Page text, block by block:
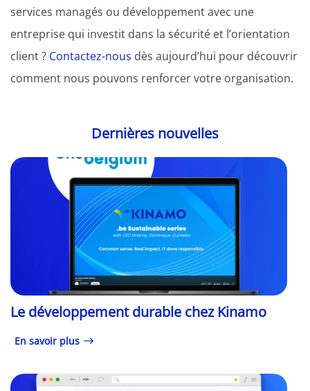
services managés ou développement avec une
entreprise qui investit dans la sécurité et l’orientation
client ? Contactez-nous dès aujourd’hui pour découvrir
comment nous pouvons renforcer votre organisation.
Dernières nouvelles
Le développement durable chez Kinamo
En savoir plus